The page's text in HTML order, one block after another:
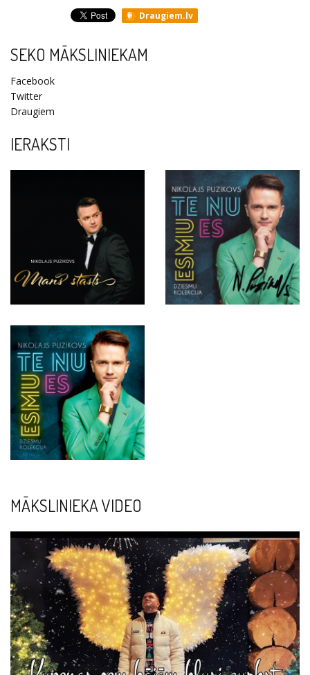
Draugiem.lv
SEKO MĀKSLINIEKAM
Facebook
Twitter
Draugiem
IERAKSTI
MĀKSLINIEKA VIDEO